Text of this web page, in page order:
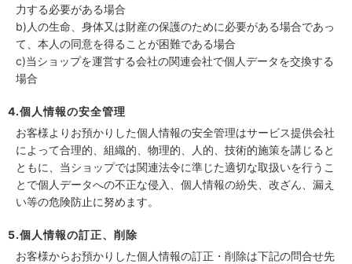
力する必要がある場合
b)人の生命、身体又は財産の保護のために必要がある場合であっ
て、本人の同意を得ることが困難である場合
c)当ショップを運営する会社の関連会社で個人データを交換する
場合
4.個人情報の安全管理
お客様よりお預かりした個人情報の安全管理はサービス提供会社
によって合理的、組織的、物理的、人的、技術的施策を講じると
ともに、当ショップでは関連法令に準じた適切な取扱いを行うこ
とで個人データへの不正な侵入、個人情報の紛失、改ざん、漏え
い等の危険防止に努めます。
5.個人情報の訂正、削除
お客様からお預かりした個人情報の訂正・削除は下記の問合せ先